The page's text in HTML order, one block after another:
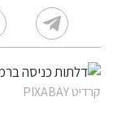
קרדיט PIXABAY